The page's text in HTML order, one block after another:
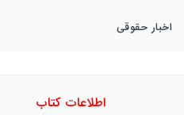
اخبار حقوقی
اطلاعات کتاب